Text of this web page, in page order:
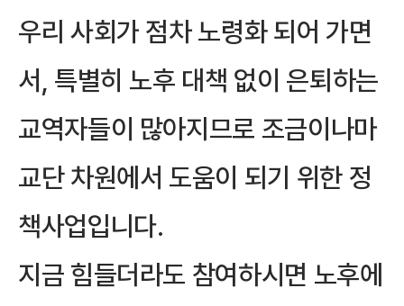
우리 사회가 점차 노령화 되어 가면
서, 특별히 노후 대책 없이 은퇴하는
교역자들이 많아지므로 조금이나마
교단 차원에서 도움이 되기 위한 정
책사업입니다.
지금 힘들더라도 참여하시면 노후에